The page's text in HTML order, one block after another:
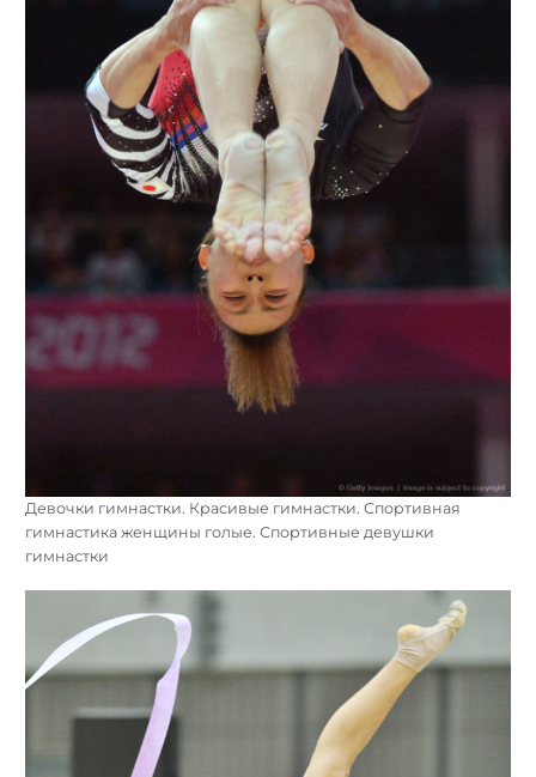
Девочки гимнастки. Красивые гимнастки. Спортивная
гимнастика женщины голые. Спортивные девушки
гимнастки